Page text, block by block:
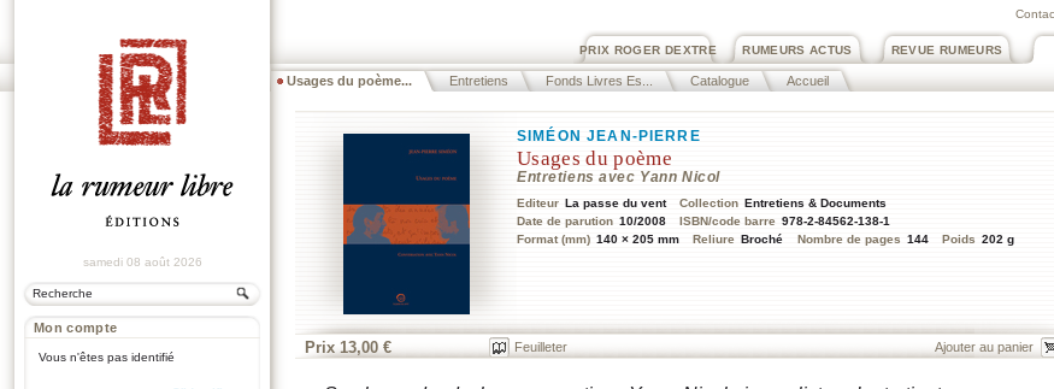
REVUE RUMEURS
RUMEURS ACTUS
PRIX ROGER DEXTRE
Usages du poème... Entretiens Fonds Livres Es... Catalogue Accueil
samedi 08 août 2026
Mon compte
Vous n'êtes pas identifié
SIMÉON JEAN-PIERRE
Usages du poème
Entretiens avec Yann Nicol
Editeur La passe du vent Collection Entretiens & Documents
Date de parution 10/2008 ISBN/code barre 978-2-84562-138-1
Format (mm) 140 × 205 mm Reliure Broché Nombre de pages 144 Poids 202 g
Prix 13,00 € Feuilleter